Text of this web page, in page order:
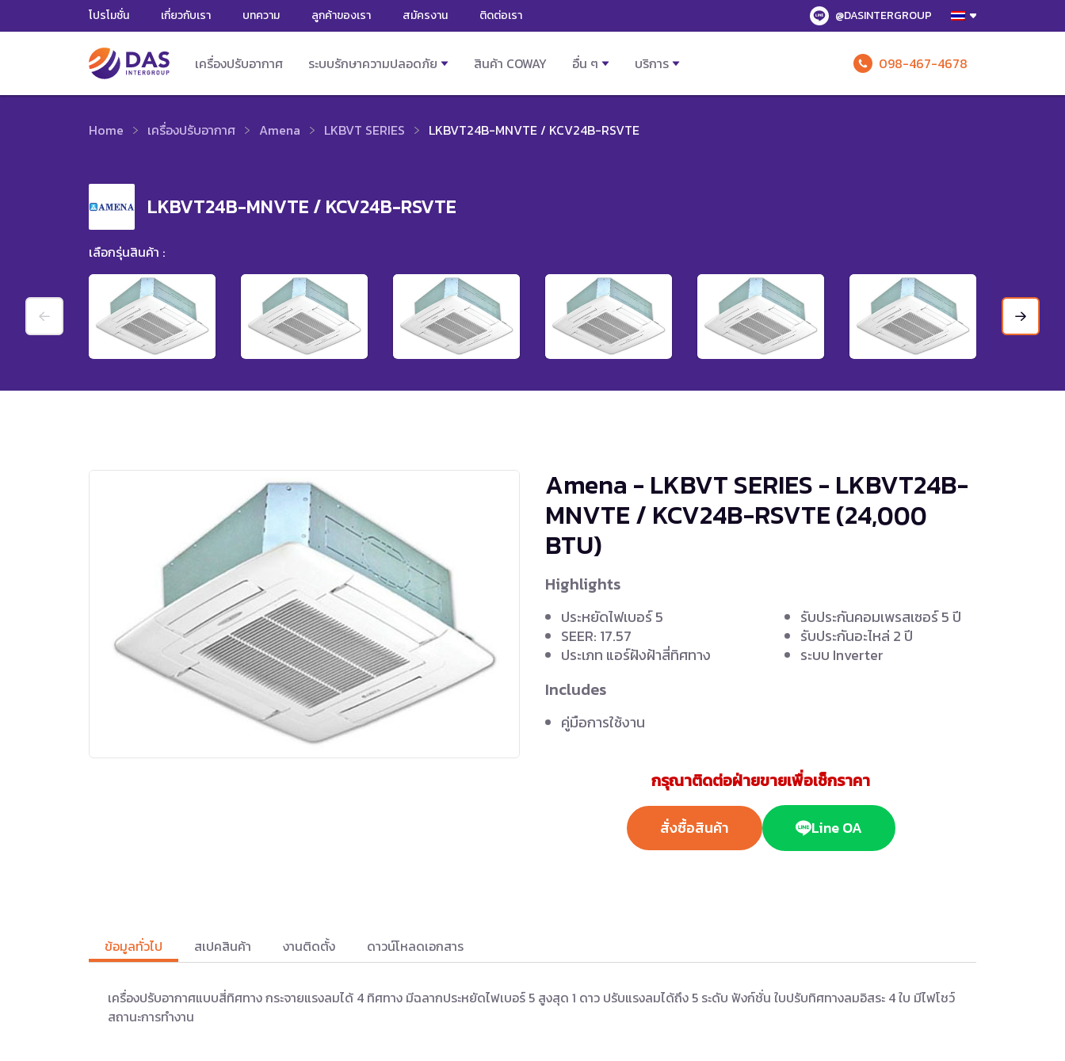
โปรโมชั่น เกี่ยวกับเรา บทความ ลูกค้าของเรา สมัครงาน ติดต่อเรา @DASINTERGROUP
เครื่องปรับอากาศ ระบบรักษาความปลอดภัย สินค้า COWAY อื่น ๆ บริการ 098-467-4678
Home เครื่องปรับอากาศ Amena LKBVT SERIES LKBVT24B-MNVTE / KCV24B-RSVTE
LKBVT24B-MNVTE / KCV24B-RSVTE
เลือกรุ่นสินค้า :
Amena - LKBVT SERIES - LKBVT24B-
MNVTE / KCV24B-RSVTE(24,000
BTU)
Highlights
ประหยัดไฟเบอร์ 5
SEER: 17.57
ประเภท แอร์ฝังฝ้าสี่ทิศทาง
รับประกันคอมเพรสเซอร์ 5 ปี
รับประกันอะไหล่ 2 ปี
ระบบ Inverter
Includes
คู่มือการใช้งาน
กรุณาติดต่อฝ่ายขายเพื่อเช็กราคา
สั่งซื้อสินค้า Line OA
ข้อมูลทั่วไป สเปคสินค้า งานติดตั้ง ดาวน์โหลดเอกสาร
เครื่องปรับอากาศแบบสี่ทิศทาง กระจายแรงลมได้ 4 ทิศทาง มีฉลากประหยัดไฟเบอร์ 5 สูงสุด 1 ดาว ปรับแรงลมได้ถึง 5 ระดับ ฟังก์ชั่น ใบปรับทิศทางลมอิสระ 4 ใบ มีไฟโชว์
สถานะการทำงาน